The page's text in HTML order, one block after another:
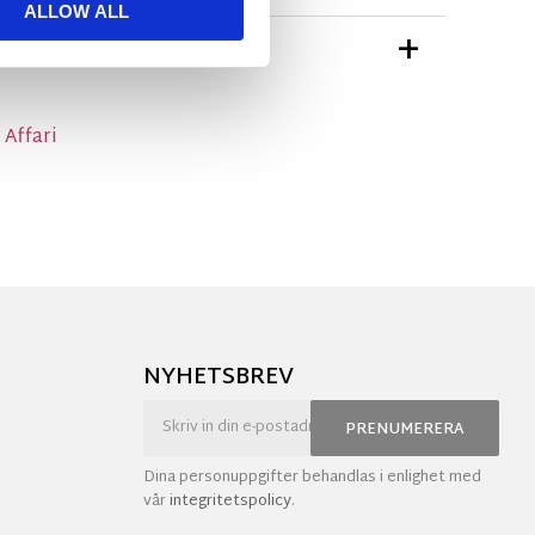
ALLOW ALL
NYHETSBREV
PRENUMERERA
Dina personuppgifter behandlas i enlighet med
vårintegritetspolicy.